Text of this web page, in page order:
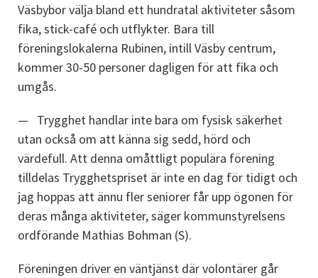
Väsbybor välja bland ett hundratal aktiviteter såsom
fika, stick-café och utflykter. Bara till
föreningslokalerna Rubinen, intill Väsby centrum,
kommer 30-50 personer dagligen för att fika och
umgås.
Trygghet handlar inte bara om fysisk säkerhet
utan också om att känna sig sedd, hörd och
värdefull. Att denna omåttligt populära förening
tilldelas Trygghetspriset är inte en dag för tidigt och
jag hoppas att ännu fler seniorer får upp ögonen för
deras många aktiviteter, säger kommunstyrelsens
ordförande Mathias Bohman (S).
Föreningen driver en väntjänst där volontärer går